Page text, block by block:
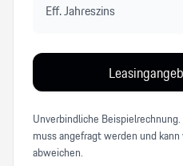
Eff. Jahreszins
Unverbindliche
muss angefragt werden und
abweichen.